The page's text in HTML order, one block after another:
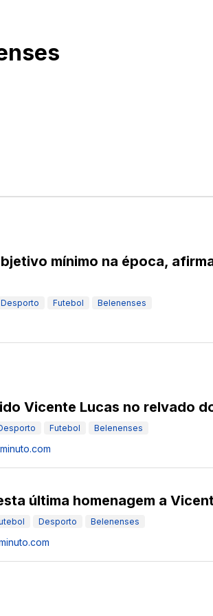
mínimo na época,
Desporto Futebol Belenenses
Vicente Lucas no relvado
Futebol Belenenses
última homenagem a
Desporto Belenenses